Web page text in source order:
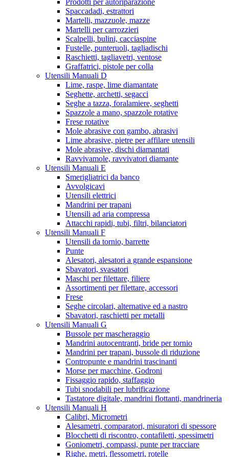
Prodotti per autoriparazione
Spaccadadi, estrattori
Martelli, mazzuole, mazze
Martelli per carrozzieri
Scalpelli, bulini, cacciaspine
Fustelle, punteruoli, tagliadischi
Raschietti, tagliavetri, ventose
Graffatrici, pistole per colla
Utensili Manuali D
Lime, raspe, lime diamantate
Seghette, archetti, segacci
Seghe a tazza, foralamiere, seghetti
Spazzole a mano, spazzole rotative
Frese rotative
Mole abrasive con gambo, abrasivi
Lime abrasive, pietre per affilare utensili
Mole abrasive, dischi diamantati
Ravvivamole, ravvivatori diamante
Utensili Manuali E
Smerigliatrici da banco
Avvolgicavi
Utensili elettrici
Mandrini per trapani
Utensili ad aria compressa
Attacchi rapidi, tubi, filtri, bilanciatori
Utensili Manuali F
Utensili da tornio, barrette
Punte
Alesatori, alesatori a grande espansione
Sbavatori, svasatori
Maschi per filettare, filiere
Assortimenti per filettare, accessori
Frese
Seghe circolari, alternative ed a nastro
Sbavatori, raschietti per metalli
Utensili Manuali G
Bussole per mascheraggio
Mandrini autocentranti, bride per tornio
Mandrini per trapani, bussole di riduzione
Contropunte e mandrini trascinanti
Morse per macchine, Godroni
Fissaggio rapido, staffaggio
Tubi snodabili per lubrificazione
Tastatore digitale, mandrini flottanti, mandrineria
Utensili Manuali H
Calibri, Micrometri
Alesametri, comparatori, misuratori di spessore
Blocchetti di riscontro, contafiletti, spessimetri
Goniometri, compassi, punte per tracciare
Righe, metri, flessometri, rotelle